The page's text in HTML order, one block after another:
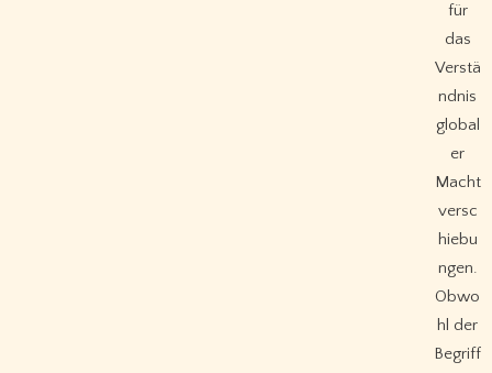
für
das
Verstä
ndnis
global
er
Macht
versc
hiebu
ngen.
Obwo
hl der
Begriff